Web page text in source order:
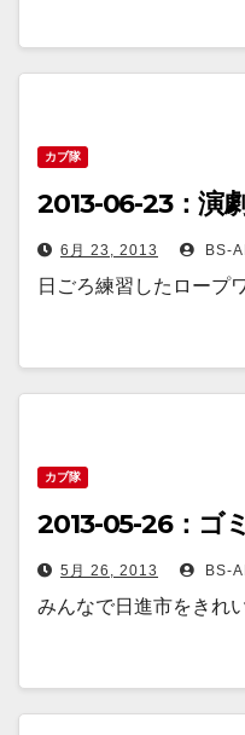
カブ隊
2013-06-23：演
6月 23, 2013 BS-
日ごろ練習したロープ
カブ隊
2013-05-26：ゴ
5月 26, 2013 BS-
みんなで日進市をきれ